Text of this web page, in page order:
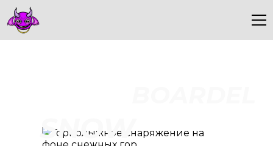
SNOW